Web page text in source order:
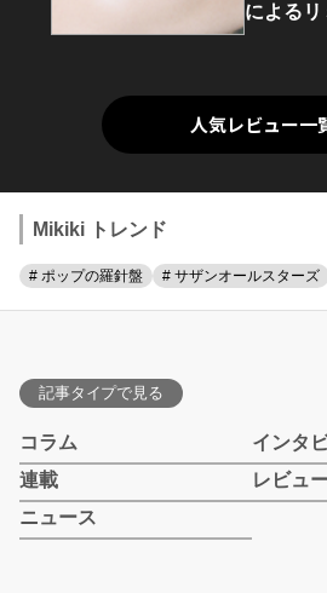
によるリ
人気レビュー一
Mikiki トレンド
# ポップの羅針盤 # サザンオールスターズ
記事タイプで見る
コラム
インタ
連載
レビュ
ニュース